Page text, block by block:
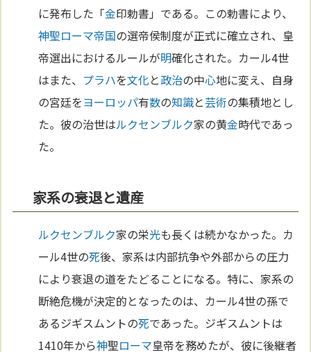
に発布した「金印勅書」である。この勅書により、
神聖ローマ帝国の選帝侯制度が正式に確立され、皇
帝選出におけるルールが明確化された。カール4世
はまた、 プラハを文化と政治の中心地に変え、自身
の宮廷をヨーロッパ有数の知識と芸術の集積地とし
た。彼の治世はルクセンブルク家の黄金時代であっ
た。
家系の衰退と遺産
ルクセンブルク家の栄光も長くは続かなかった。カ
ール4世の死後、家系は内部抗争や外部からの圧力
により衰退の道をたどることになる。特に、家系の
断絶危機が決定的となったのは、カール4世の孫で
あるジギスムントの死であった。ジギスムントは
1410年から神聖ローマ皇帝を務めたが、彼に後継者